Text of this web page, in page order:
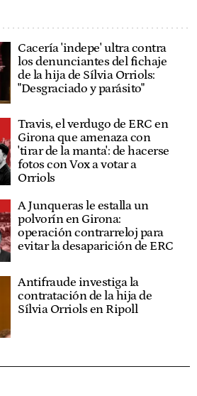
Cacería 'indepe' ultra contra
los denunciantes del fichaje
de la hija de Sílvia Orriols:
"Desgraciado y parásito"
Travis, el verdugo de ERC en
Girona que amenaza con
'tirar de la manta': de hacerse
fotos con Vox a votar a
Orriols
A Junqueras le estalla un
polvorín en Girona:
operación contrarreloj para
evitar la desaparición de ERC
Antifraude investiga la
contratación de la hija de
Sílvia Orriols en Ripoll